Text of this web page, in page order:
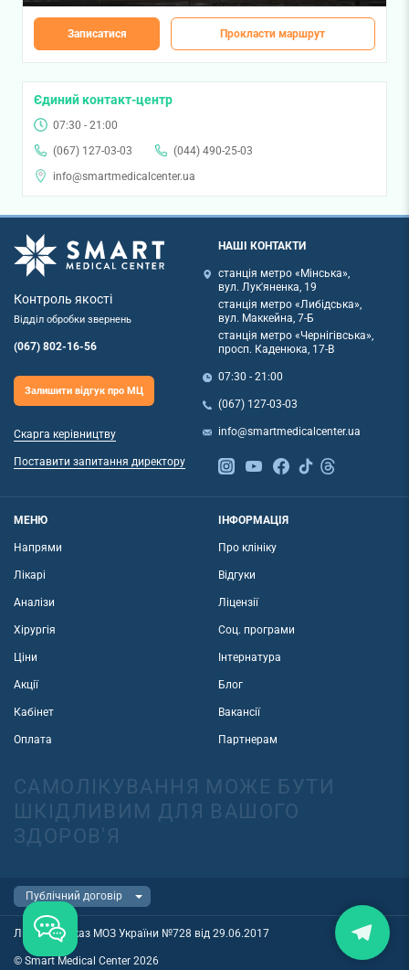
Записатися Прокласти маршрут
Єдиний контакт-центр
07:30 - 21:00
(067) 127-03-03
(044) 490-25-03
info@smartmedicalcenter.ua
Контроль якості
Відділ обробки звернень
(067) 802-16-56
Залишити відгук про МЦ
Скарга керівництву
Поставити запитання директору
НАШІ КОНТАКТИ
станція метро «Мінська»,
вул. Лук'яненка, 19
станція метро «Либідська»,
вул. Маккейна, 7-Б
станція метро «Чернігівська»,
просп. Каденюка, 17-В
07:30 - 21:00
(067) 127-03-03
info@smartmedicalcenter.ua
МЕНЮ
Напрями
Лікарі
Аналізи
Хірургія
Ціни
Акції
Кабінет
Оплата
ІНФОРМАЦІЯ
Про клініку
Відгуки
Ліцензії
Соц. програми
Інтернатура
Блог
Вакансії
Партнерам
САМОЛІКУВАННЯ МОЖЕ БУТИ
ШКІДЛИВИМ ДЛЯ ВАШОГО
ЗДОРОВ'Я
Ліцензія наказ МОЗ України №728 від 29.06.2017
© Smart Medical Center 2026